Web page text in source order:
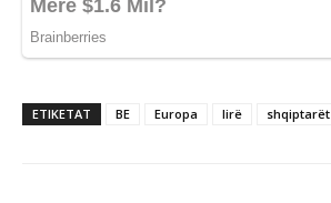
ETIKETAT BE Europa lirë shqiptarët